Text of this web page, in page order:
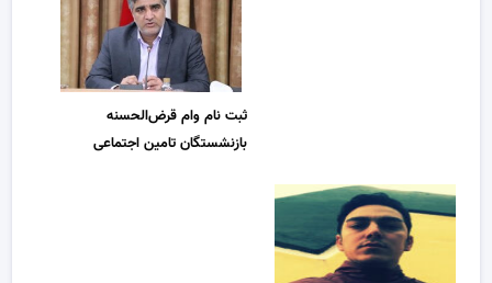
ثبت نام وام قرض‌الحسنه
بازنشستگان تامین اجتماعی